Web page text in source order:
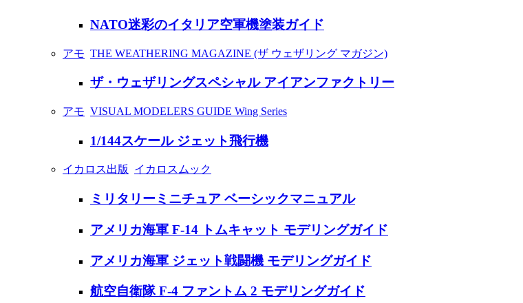
NATO迷彩のイタリア空軍機塗装ガイド
アモ THE WEATHERING MAGAZINE (ザ ウェザリング マガジン)
ザ・ウェザリングスペシャル アイアンファクトリー
アモ VISUAL MODELERS GUIDE Wing Series
1/144スケール ジェット飛行機
イカロス出版 イカロスムック
ミリタリーミニチュア ベーシックマニュアル
アメリカ海軍 F-14 トムキャット モデリングガイド
アメリカ海軍 ジェット戦闘機 モデリングガイド
航空自衛隊 F-4 ファントム 2 モデリングガイド